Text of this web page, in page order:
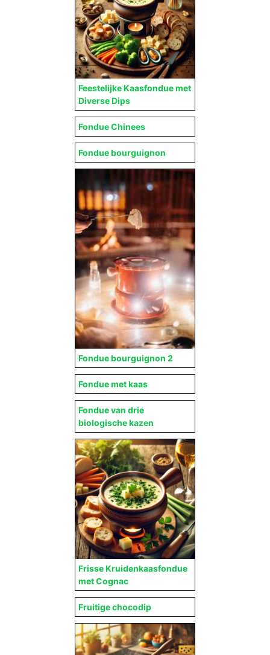
Feestelijke Kaasfondue met
Diverse Dips
Fondue bourguignon
Fondue bourguignon 2
Fondue Chinees
Fondue met kaas
Fondue van drie
biologische kazen
Frisse Kruidenkaasfondue
met Cognac
Fruitige chocodip